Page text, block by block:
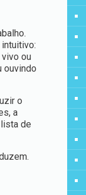
ou
ouvindo
o
a
de